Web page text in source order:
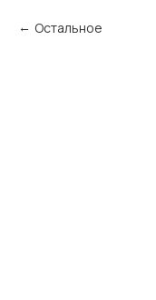
Остальное